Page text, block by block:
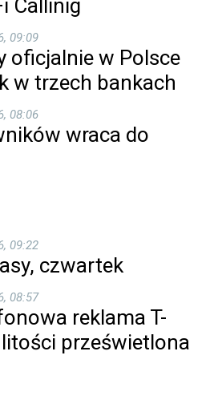
Callinig
09:09
oficjalnie w Polsce
w trzech bankach
08:06
wraca do
09:22
czwartek
08:57
reklama T-
prześwietlona